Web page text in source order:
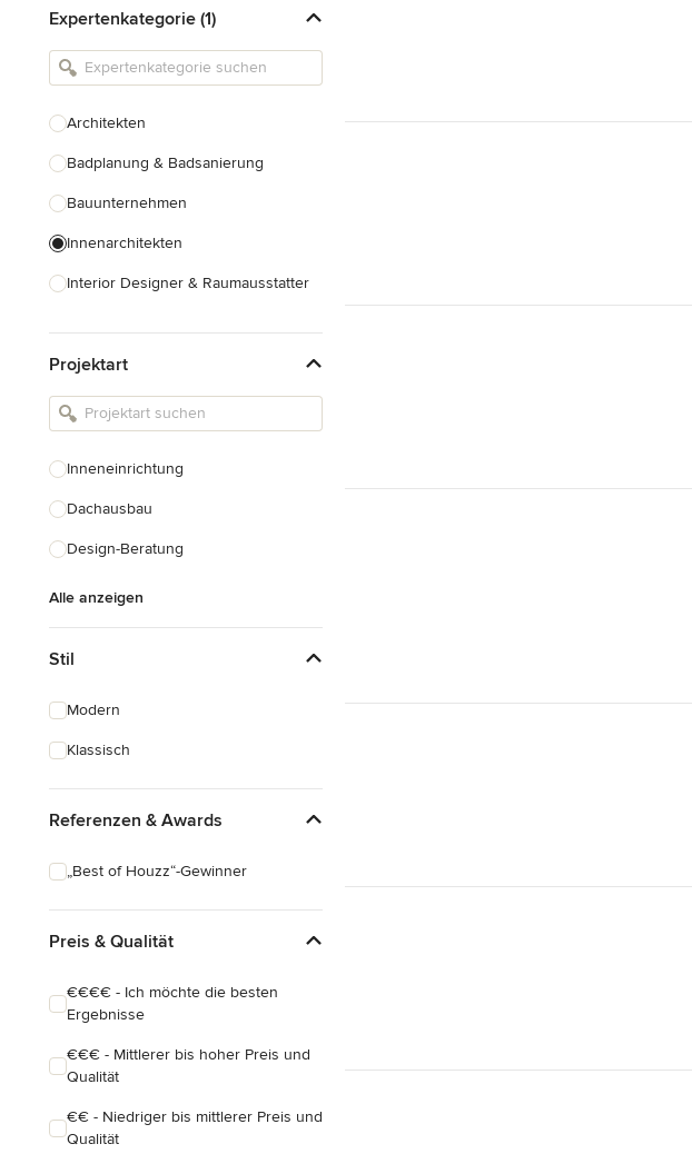
Expertenkategorie (1)
Architekten
Badplanung & Badsanierung
Bauunternehmen
Innenarchitekten
Interior Designer & Raumausstatter
Landschaftsarchitekten
Armaturen & Sanitärbedarf
Einbauschränke
Projektart
Inneneinrichtung
Dachausbau
Design-Beratung
Alle anzeigen
Stil
Modern
Klassisch
Referenzen & Awards
„Best of Houzz“-Gewinner
Preis & Qualität
€€€€ - Ich möchte die besten
Ergebnisse
€€€ - Mittlerer bis hoher Preis und
Qualität
€€ - Niedriger bis mittlerer Preis und
Qualität